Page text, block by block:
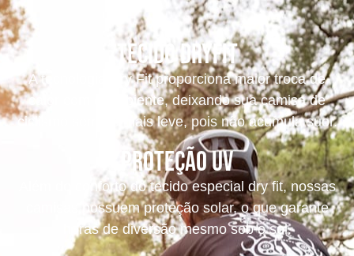
Tecido dryfit
A tecnologia Dry Fit proporciona maior troca de
calor com o ambiente, deixando sua camisa de
ciclismo sempre mais leve, pois não acumula suor.
Proteção UV
Além do conforto do tecido especial dry fit, nossas
camisas possuem proteção solar, o que garante
horas de diversão mesmo sob o sol.